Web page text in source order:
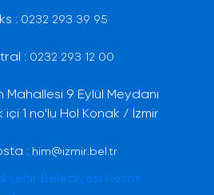
: 0232 293 39 95
: 0232 293 12 00
Mahallesi 9 Eylül Meydanı
1 no'lu Hol Konak / İzmir
: him@izmir.bel.tr